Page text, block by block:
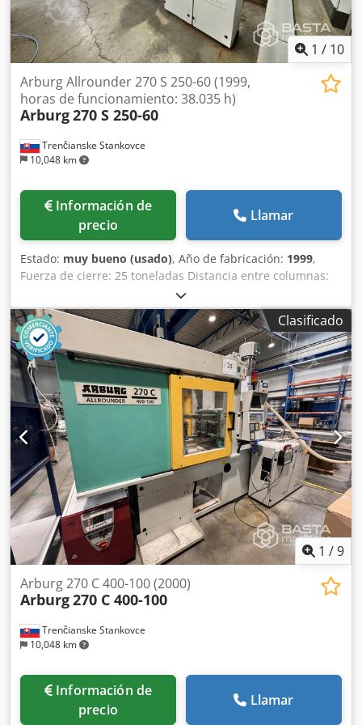
1 / 10
Trenčianske Stankovce
10,048 km
Arburg Allrounder 270 S 250-60 (1999,
horas de funcionamiento: 38.035 h)
Arburg270 S 250-60
Información de
precio
Llamar
Estado: muy bueno (usado), Año de fabricación: 1999,
Fuerza de cierre: 25 toneladas Distancia entre columnas:
270x270 mm Apertura máx.: 275 mm Min. Dcjdpjvl Skgsfx
Agfjk Altura de molde: 200 mm Tamaño de placa: 400 x 400
mm Diámetro del husillo: 18 mm Volumen de inyección: 20
cm³ Peso del disparo: 17 g Presión de inyección: 2500 bar
Horas de funcionamiento: 38.035 h
Clasificado
1 /9
Trenčianske Stankovce
10,048 km
Arburg 270 C 400-100 (2000)
Arburg270 C 400-100
Información de
precio
Llamar